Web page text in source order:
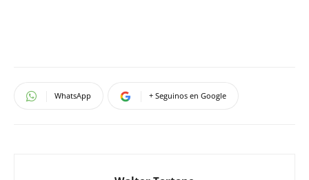
WhatsApp + Seguinos en Google